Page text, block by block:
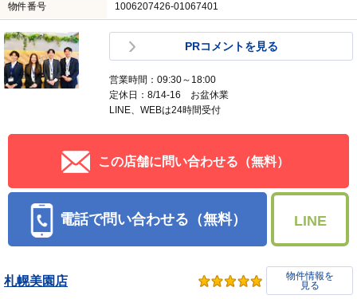
物件番号 1006207426-01067401
PRコメントを見る
営業時間：09:30～18:00
定休日：8/14-16 お盆休業
LINE、WEBは24時間受付
この店舗に問い合わせる（無料）
電話で問い合わせる（無料） LINE
札幌美園店
物件情報を
見る